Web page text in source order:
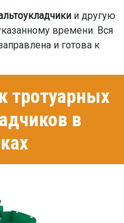
и другую
времени. Вся
и готова к
тротуарных
в